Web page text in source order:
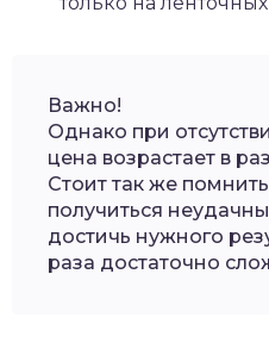
Важно!
Однако при
цена возрастает в
Стоит так же
получиться
достичь нужного
раза достаточно